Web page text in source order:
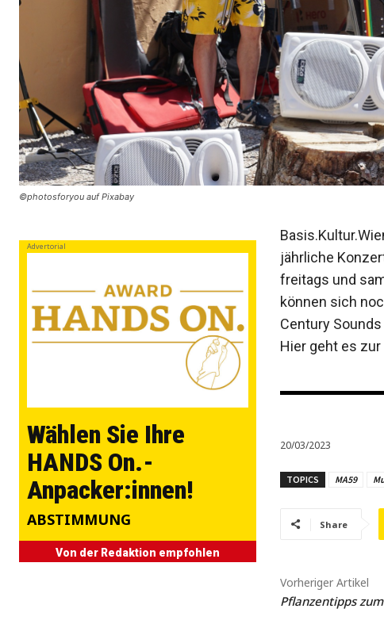
©photosforyou auf Pixabay
Advertorial
Wählen Sie Ihre
HANDS On.-
Anpacker:innen!
ABSTIMMUNG
Von der Redaktion empfohlen
jährliche
freitags und
können sich
Century
Hier geht es zur
20/03/2023
TOPICS MA59
Share
Vorheriger Artikel
Pflanzentipps